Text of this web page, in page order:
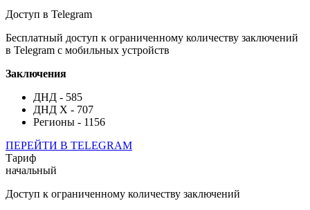
Доступ в Telegram
Бесплатный доступ к ограниченному количеству заключений
в Telegram с мобильных устройств
Заключения
ДНД - 585
ДНД Х - 707
Регионы - 1156
ПЕРЕЙТИ В TELEGRAM
Тариф
начальный
Доступ к ограниченному количеству заключений